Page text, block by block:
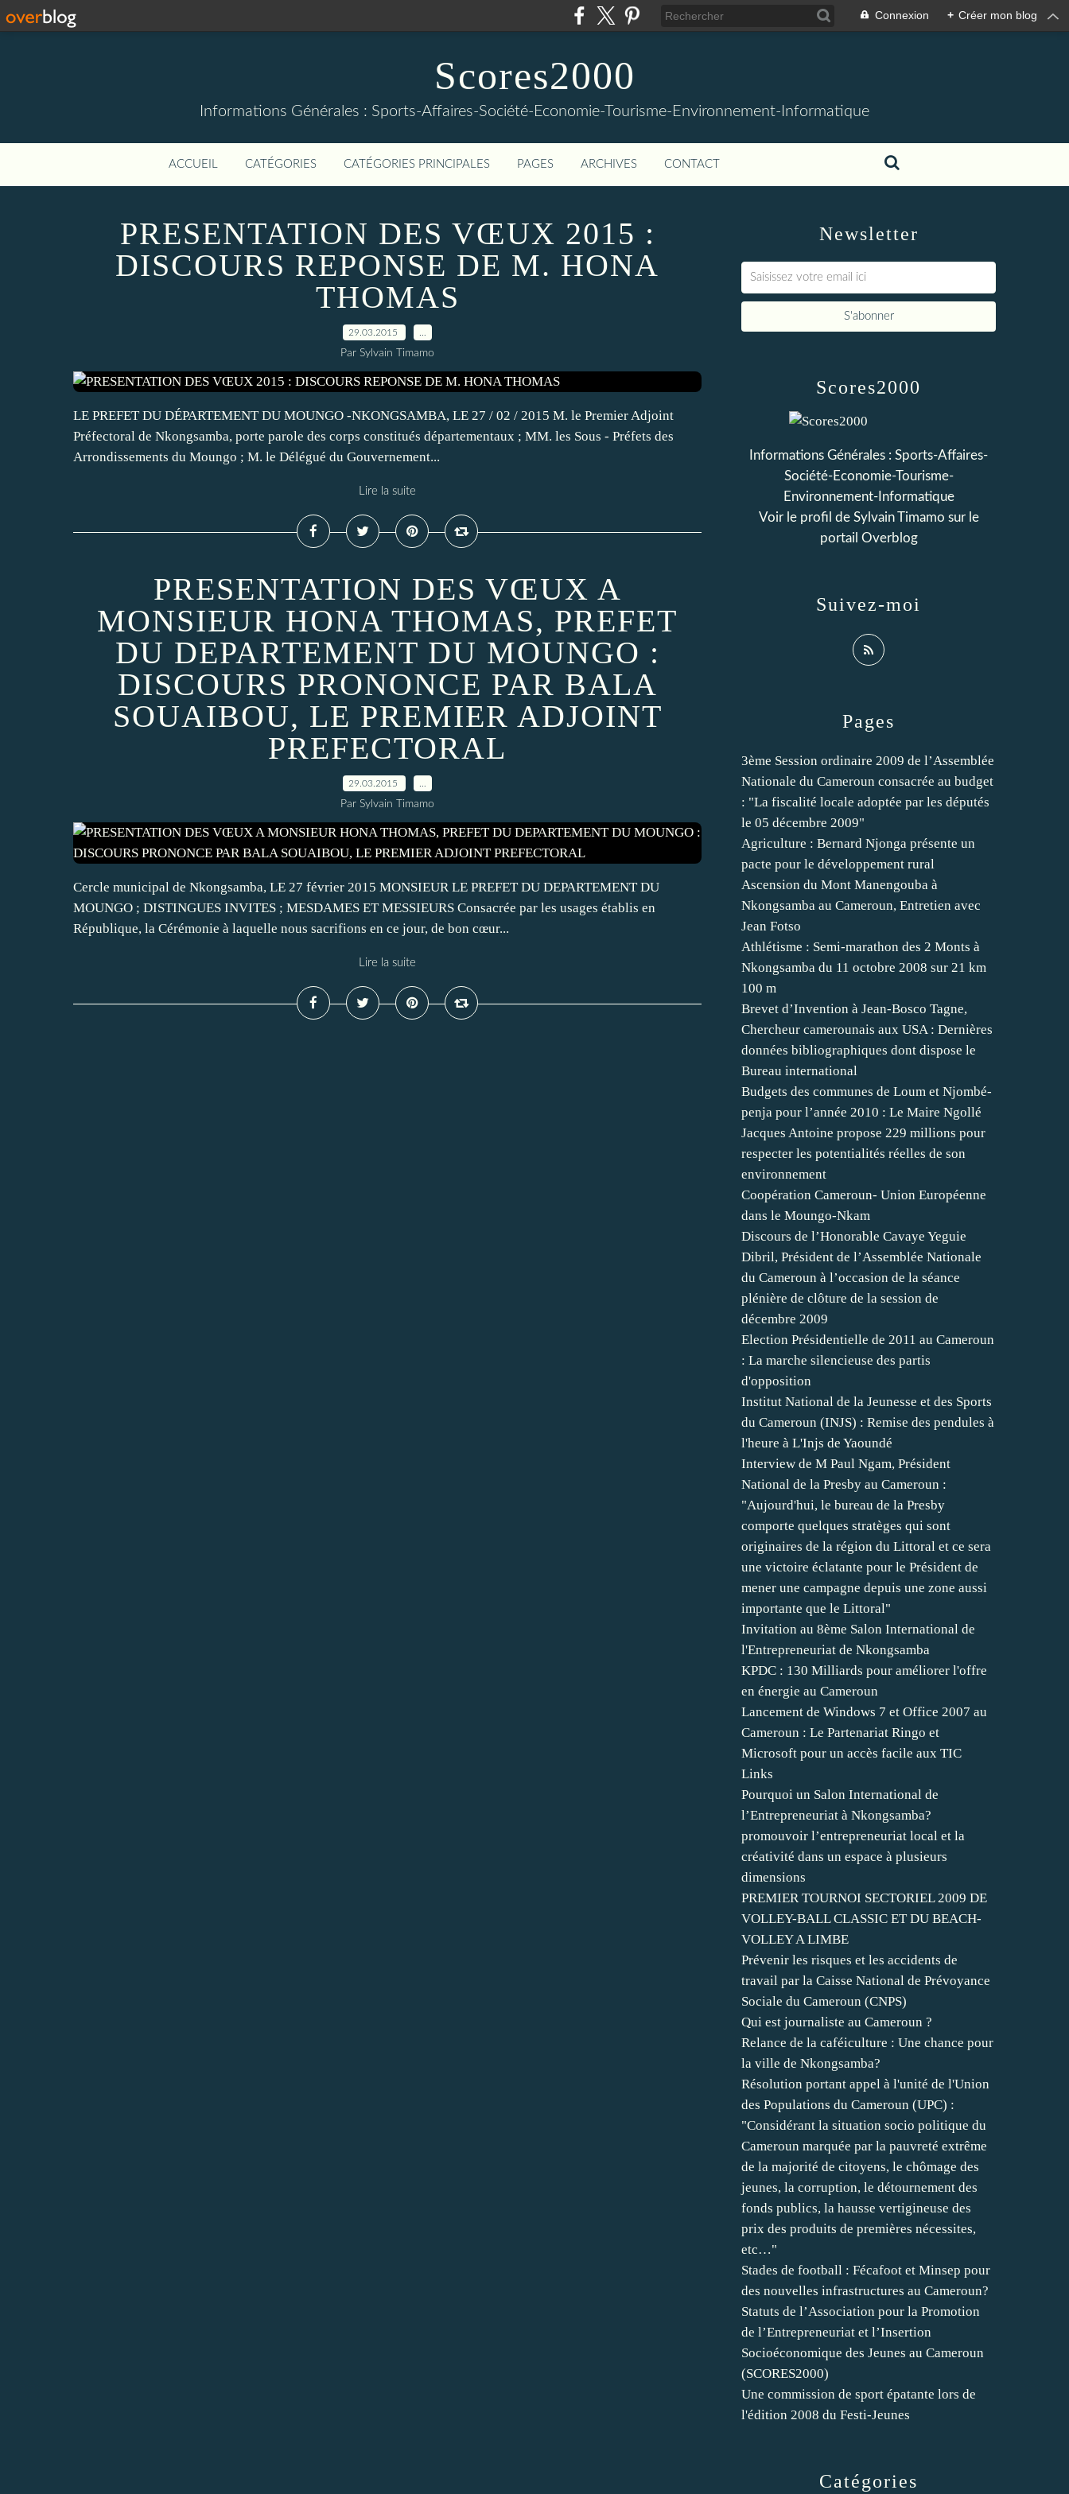
Connexion + Créer mon blog
Scores2000
Informations Générales : Sports-Affaires-Société-Economie-Tourisme-Environnement-Informatique
ACCUEIL CATÉGORIES CATÉGORIES PRINCIPALES PAGES ARCHIVES CONTACT
PRESENTATION DES VŒUX 2015 :
DISCOURS REPONSE DE M. HONA
THOMAS
29.03.2015
Par Sylvain Timamo
LE PREFET DU DÉPARTEMENT DU MOUNGO -NKONGSAMBA, LE 27 / 02 / 2015 M. le Premier Adjoint
Préfectoral de Nkongsamba, porte parole des corps constitués départementaux ; MM. les Sous - Préfets des
Arrondissements du Moungo ; M. le Délégué du Gouvernement...
Lire la suite
PRESENTATION DES VŒUX A
MONSIEUR HONA THOMAS, PREFET
DU DEPARTEMENT DU MOUNGO :
DISCOURS PRONONCE PAR BALA
SOUAIBOU, LE PREMIER ADJOINT
PREFECTORAL
29.03.2015
Par Sylvain Timamo
Cercle municipal de Nkongsamba, LE 27 février 2015 MONSIEUR LE PREFET DU DEPARTEMENT DU
MOUNGO ; DISTINGUES INVITES ; MESDAMES ET MESSIEURS Consacrée par les usages établis en
République, la Cérémonie à laquelle nous sacrifions en ce jour, de bon cœur...
Lire la suite
Newsletter
Catégories
Pages
3ème Session ordinaire 2009 de l’Assemblée
Nationale du Cameroun consacrée au budget
: "La fiscalité locale adoptée par les députés
le 05 décembre 2009"
Agriculture : Bernard Njonga présente un
pacte pour le développement rural
Ascension du Mont Manengouba à
Nkongsamba au Cameroun, Entretien avec
Jean Fotso
Athlétisme : Semi-marathon des 2 Monts à
Nkongsamba du 11 octobre 2008 sur 21 km
100 m
Brevet d’Invention à Jean-Bosco Tagne,
Chercheur camerounais aux USA : Dernières
données bibliographiques dont dispose le
Bureau international
Budgets des communes de Loum et Njombé-
penja pour l’année 2010 : Le Maire Ngollé
Jacques Antoine propose 229 millions pour
respecter les potentialités réelles de son
environnement
Coopération Cameroun- Union Européenne
dans le Moungo-Nkam
Discours de l’Honorable Cavaye Yeguie
Dibril, Président de l’Assemblée Nationale
du Cameroun à l’occasion de la séance
plénière de clôture de la session de
décembre 2009
Election Présidentielle de 2011 au Cameroun
: La marche silencieuse des partis
d'opposition
Institut National de la Jeunesse et des Sports
du Cameroun (INJS) : Remise des pendules à
l'heure à L'Injs de Yaoundé
Interview de M Paul Ngam, Président
National de la Presby au Cameroun :
"Aujourd'hui, le bureau de la Presby
comporte quelques stratèges qui sont
originaires de la région du Littoral et ce sera
une victoire éclatante pour le Président de
mener une campagne depuis une zone aussi
importante que le Littoral"
Invitation au 8ème Salon International de
l'Entrepreneuriat de Nkongsamba
KPDC : 130 Milliards pour améliorer l'offre
en énergie au Cameroun
Lancement de Windows 7 et Office 2007 au
Cameroun : Le Partenariat Ringo et
Microsoft pour un accès facile aux TIC
Links
Pourquoi un Salon International de
l’Entrepreneuriat à Nkongsamba?
promouvoir l’entrepreneuriat local et la
créativité dans un espace à plusieurs
dimensions
PREMIER TOURNOI SECTORIEL 2009 DE
VOLLEY-BALL CLASSIC ET DU BEACH-
VOLLEY A LIMBE
Prévenir les risques et les accidents de
travail par la Caisse National de Prévoyance
Sociale du Cameroun (CNPS)
Qui est journaliste au Cameroun ?
Relance de la caféiculture : Une chance pour
la ville de Nkongsamba?
Résolution portant appel à l'unité de l'Union
des Populations du Cameroun (UPC) :
"Considérant la situation socio politique du
Cameroun marquée par la pauvreté extrême
de la majorité de citoyens, le chômage des
jeunes, la corruption, le détournement des
fonds publics, la hausse vertigineuse des
prix des produits de premières nécessites,
etc…"
Stades de football : Fécafoot et Minsep pour
des nouvelles infrastructures au Cameroun?
Statuts de l’Association pour la Promotion
de l’Entrepreneuriat et l’Insertion
Socioéconomique des Jeunes au Cameroun
(SCORES2000)
Une commission de sport épatante lors de
l'édition 2008 du Festi-Jeunes
Scores2000
Informations Générales : Sports-Affaires-
Société-Economie-Tourisme-
Environnement-Informatique
Voir le profil de Sylvain Timamo sur le
portail Overblog
Suivez-moi